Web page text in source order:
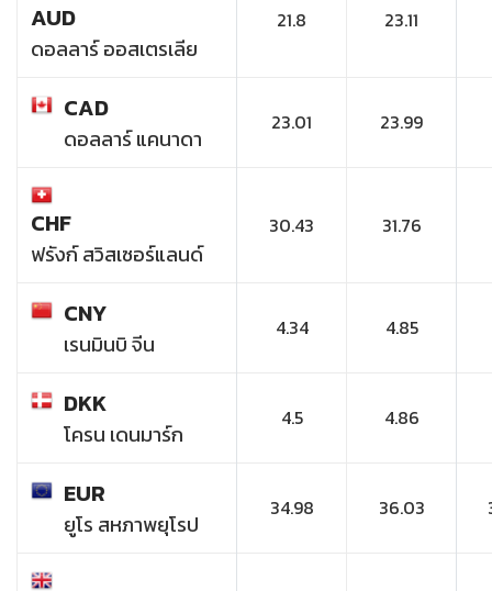
AUD
ดอลลาร์ ออสเตรเลีย
21.8 23.11
CAD
ดอลลาร์ แคนาดา
23.01 23.99
CHF
ฟรังก์ สวิสเซอร์แลนด์
30.43 31.76
CNY
เรนมินบิ จีน
4.34 4.85
DKK
โครน เดนมาร์ก
4.5 4.86
EUR
ยูโร สหภาพยุโรป
34.98 36.03